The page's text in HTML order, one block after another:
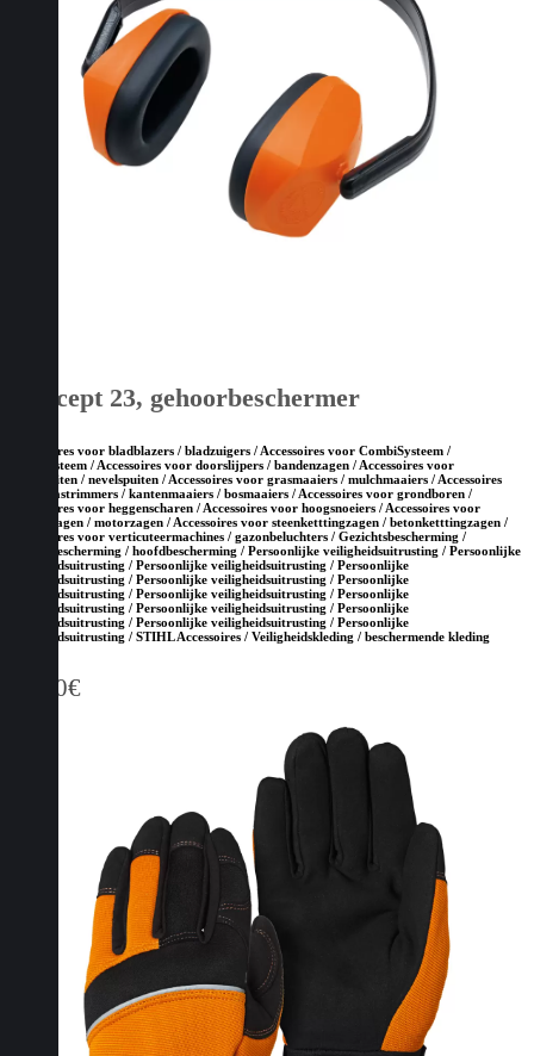
Concept 23, gehoorbeschermer
Accessoires voor bladblazers / bladzuigers / Accessoires voor CombiSysteem /
MultiSysteem / Accessoires voor doorslijpers / bandenzagen / Accessoires voor
drukspuiten / nevelspuiten / Accessoires voor grasmaaiers / mulchmaaiers / Accessoires
voor grastrimmers / kantenmaaiers / bosmaaiers / Accessoires voor grondboren /
Accessoires voor heggenscharen / Accessoires voor hoogsnoeiers / Accessoires voor
kettingzagen / motorzagen / Accessoires voor steenketttingzagen / betonketttingzagen /
Accessoires voor verticuteermachines / gazonbeluchters / Gezichtsbescherming /
gehoorbescherming / hoofdbescherming / Persoonlijke veiligheidsuitrusting / Persoonlijke
veiligheidsuitrusting / Persoonlijke veiligheidsuitrusting / Persoonlijke
veiligheidsuitrusting / Persoonlijke veiligheidsuitrusting / Persoonlijke
veiligheidsuitrusting / Persoonlijke veiligheidsuitrusting / Persoonlijke
veiligheidsuitrusting / Persoonlijke veiligheidsuitrusting / Persoonlijke
veiligheidsuitrusting / Persoonlijke veiligheidsuitrusting / Persoonlijke
veiligheidsuitrusting / STIHL Accessoires / Veiligheidskleding / beschermende kleding
16,30€